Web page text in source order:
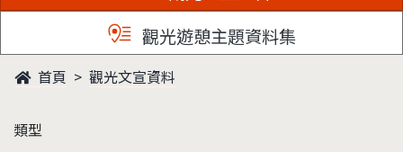
觀光遊憩主題資料集
首頁 觀光文宣資料
類型